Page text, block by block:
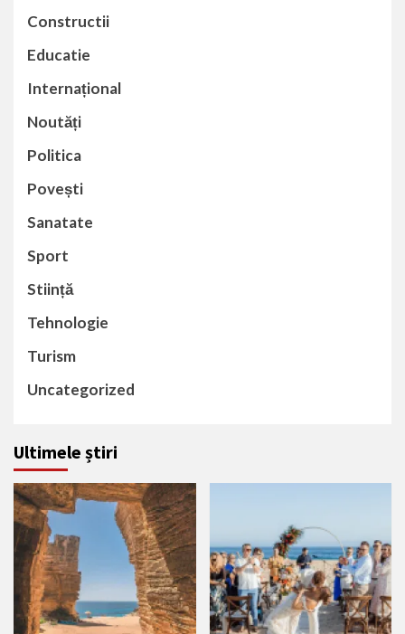
Constructii
Educatie
Internațional
Noutăți
Politica
Povești
Sanatate
Sport
Stiință
Tehnologie
Turism
Uncategorized
Ultimele știri